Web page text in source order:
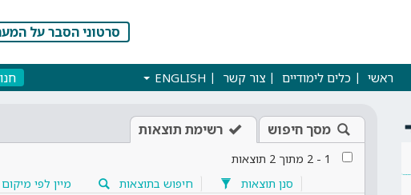
סרטוני הסבר על
ראשי כלים לימודיים צור קשר ENGLISH
מסך חיפוש רשימת תוצאות
1
-
2 מתוך 2 תוצאות
סנן תוצאות
חיפוש בתוצאות מיין לפי